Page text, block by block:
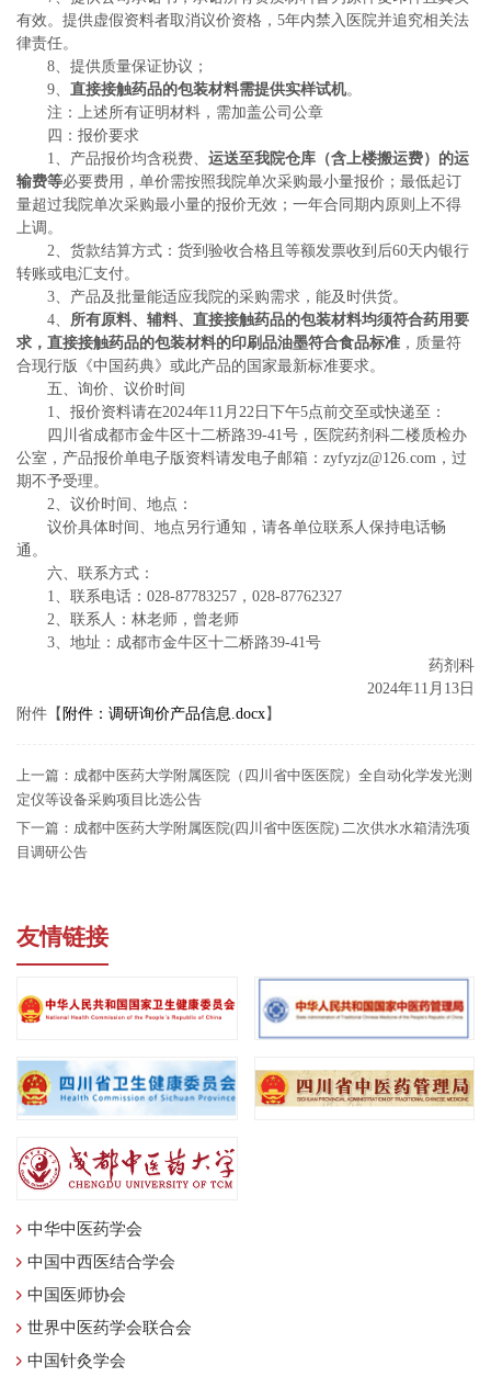
有效。提供虚假资料者取消议价资格，5年内禁入医院并追究相关法
律责任。
8、提供质量保证协议；
9、 直接接触药品的包装材料需提供实样试机。
注：上述所有证明材料，需加盖公司公章
四：报价要求
1、产品报价均含税费、 运送至我院仓库（含上楼搬运费）的运
输费等必要费用，单价需按照我院单次采购最小量报价；最低起订
量超过我院单次采购最小量的报价无效；一年合同期内原则上不得
上调。
2、货款结算方式：货到验收合格且等额发票收到后60天内银行
转账或电汇支付。
3、产品及批量能适应我院的采购需求，能及时供货。
4、 所有原料、辅料、直接接触药品的包装材料均须符合药用要
求， 直接接触药品的包装材料的印刷品油墨符合食品标准 ，质量符
合现行版《中国药典》或此产品的国家最新标准要求。
五、询价、议价时间
1、报价资料请在2024年11月22日下午5点前交至或快递至：
四川省成都市金牛区十二桥路39-41号，医院药剂科二楼质检办
公室，产品报价单电子版资料请发电子邮箱：zyfyzjz@126.com，过
期不予受理。
2、议价时间、地点：
议价具体时间、地点另行通知，请各单位联系人保持电话畅
通。
六、联系方式：
1、联系电话：028-87783257，028-87762327
2、联系人：林老师，曾老师
3、地址：成都市金牛区十二桥路39-41号
药剂科
2024年11月13日
附件【 附件：调研询价产品信息.docx】
上一篇： 成都中医药大学附属医院（四川省中医医院）全自动化学发光测
定仪等设备采购项目比选公告
下一篇： 成都中医药大学附属医院(四川省中医医院) 二次供水水箱清洗项
目调研公告
友情链接
中华中医药学会
中国中西医结合学会
中国医师协会
世界中医药学会联合会
中国针灸学会